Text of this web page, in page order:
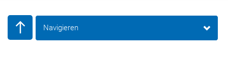
Navigieren